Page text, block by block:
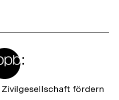
Zivilgesellschaft fördern